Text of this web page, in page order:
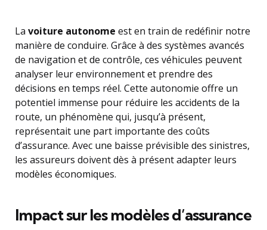
La voiture autonome est en train de redéfinir notre
manière de conduire. Grâce à des systèmes avancés
de navigation et de contrôle, ces véhicules peuvent
analyser leur environnement et prendre des
décisions en temps réel. Cette autonomie offre un
potentiel immense pour réduire les accidents de la
route, un phénomène qui, jusqu’à présent,
représentait une part importante des coûts
d’assurance. Avec une baisse prévisible des sinistres,
les assureurs doivent dès à présent adapter leurs
modèles économiques.
Impact sur les modèles d’assurance